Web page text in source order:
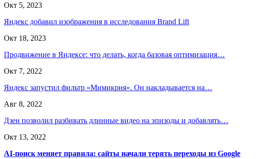
Окт 5, 2023
Яндекс добавил изображения в исследования Brand Lift
Окт 18, 2023
Продвижение в Яндексе: что делать, когда базовая оптимизация…
Окт 7, 2022
Яндекс запустил фильтр «Мимикрия». Он накладывается на…
Авг 8, 2022
Дзен позволил разбивать длинные видео на эпизоды и добавлять…
Окт 13, 2022
AI-поиск меняет правила: сайты начали терять переходы из Google